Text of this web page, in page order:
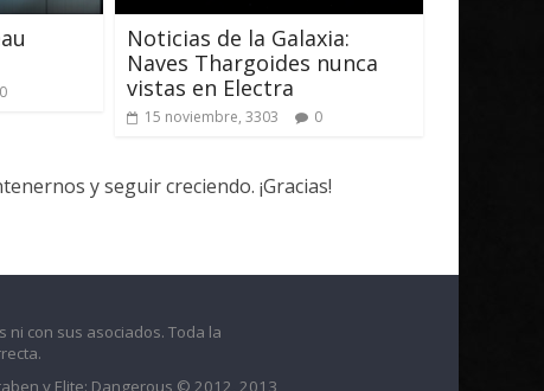
0
Noticias de la Galaxia:
Naves Thargoides nunca
vistas en Electra
15 noviembre, 3303 0
y seguir creciendo. ¡Gracias!
con sus asociados. Toda la
y Elite: Dangerous © 2012, 2013